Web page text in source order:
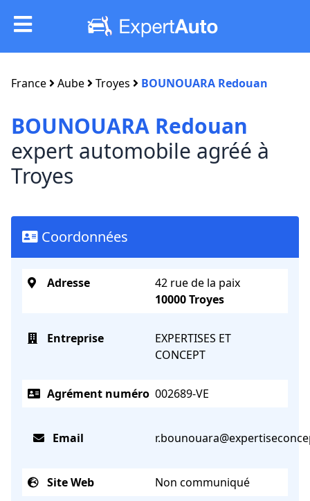
France Aube Troyes BOUNOUARA Redouan
BOUNOUARA Redouan
expert automobile agréé à
Troyes
Coordonnées
Adresse
42 rue de la paix
10000 Troyes
Entreprise
EXPERTISES ET
CONCEPT
Agrément numéro 002689-VE
Email
Site Web Non communiqué